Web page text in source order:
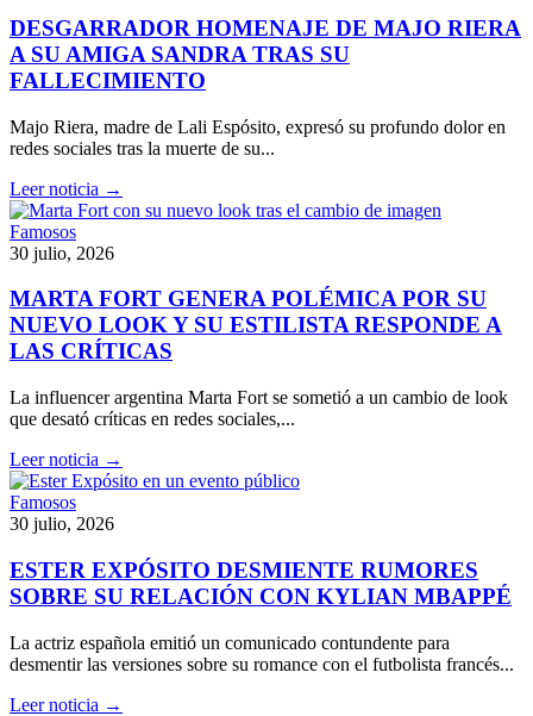
DESGARRADOR HOMENAJE DE MAJO RIERA
A SU AMIGA SANDRA TRAS SU
FALLECIMIENTO
Majo Riera, madre de Lali Espósito, expresó su profundo dolor en
redes sociales tras la muerte de su...
Leer noticia →
Famosos
30 julio, 2026
MARTA FORT GENERA POLÉMICA POR SU
NUEVO LOOK Y SU ESTILISTA RESPONDE A
LAS CRÍTICAS
La influencer argentina Marta Fort se sometió a un cambio de look
que desató críticas en redes sociales,...
Leer noticia →
Famosos
30 julio, 2026
ESTER EXPÓSITO DESMIENTE RUMORES
SOBRE SU RELACIÓN CON KYLIAN MBAPPÉ
La actriz española emitió un comunicado contundente para
desmentir las versiones sobre su romance con el futbolista francés...
Leer noticia →